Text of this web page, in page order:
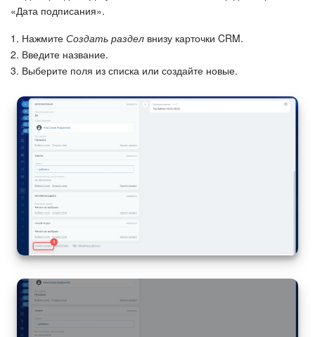
«Дата подписания».
1. Нажмите Создать раздел внизу карточки CRM.
2. Введите название.
3. Выберите поля из списка или создайте новые.